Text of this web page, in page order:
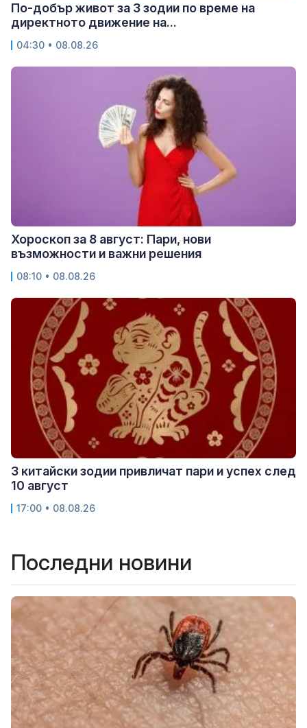
По-добър живот за 3 зодии по време на
директното движение на...
04:30 • 08.08.26
Хороскоп за 8 август: Пари, нови
възможности и важни решения
08:10 • 08.08.26
3 китайски зодии привличат пари и успех след
10 август
17:00 • 08.08.26
Последни новини